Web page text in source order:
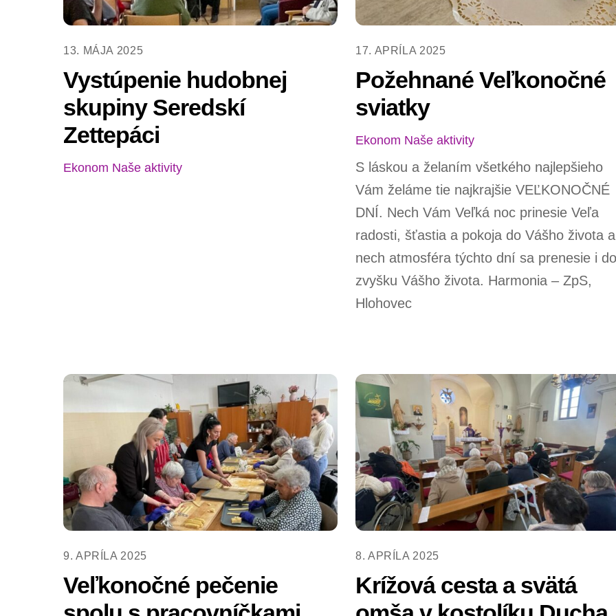
13. MÁJA 2025
Vystúpenie hudobnej
skupiny Seredskí
Zettepáci
Ekonom Naše aktivity
17. APRÍLA 2025
Požehnané Veľkonočné
sviatky
Ekonom Naše aktivity
S láskou a želaním všetkého najlepšieho
Vám želáme tie najkrajšie VEĽKONOČNÉ
DNÍ. Nech Vám Veľká noc prinesie Veľa
radosti, šťastia a pokoja do Vášho života a
nech atmosféra týchto dní sa prenesie i do
zvyšku Vášho života. Harmonia – ZpS,
Hlohovec
9. APRÍLA 2025
Veľkonočné pečenie
8. APRÍLA 2025
Krížová cesta a svätá